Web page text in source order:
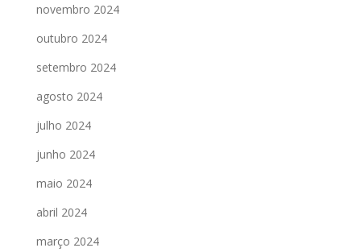
novembro 2024
outubro 2024
setembro 2024
agosto 2024
julho 2024
junho 2024
maio 2024
abril 2024
março 2024